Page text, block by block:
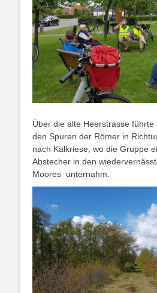
Über die alte Heerstrasse führte
den Spuren der Römer in
nach Kalkriese, wo die Gruppe
Abstecher in den
Moores unternahm.